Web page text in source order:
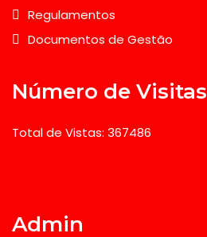
Regulamentos
Documentos de Gestão
Número de Visitas
Total de Vistas: 367486
Admin